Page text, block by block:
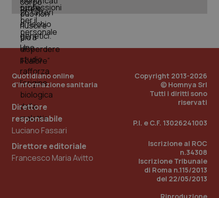
Quotidiano online
d'informazione sanitaria
Direttore
responsabile
Luciano Fassari
Direttore editoriale
Francesco Maria Avitto
Copyright 2013-2026
© Homnya Srl
Tutti i diritti sono
riservati
P.I. e C.F. 13026241003
Iscrizione al ROC
n.34308
Iscrizione Tribunale
di Roma n.115/2013
del 22/05/2013
.quotidianosanita.it
1